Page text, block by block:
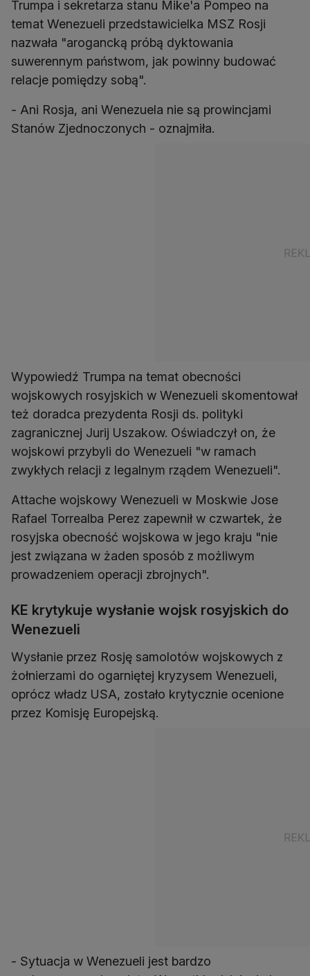
Trumpa i sekretarza stanu Mike'a Pompeo na
temat Wenezueli przedstawicielka MSZ Rosji
nazwała "arogancką próbą dyktowania
suwerennym państwom, jak powinny budować
relacje pomiędzy sobą".
- Ani Rosja, ani Wenezuela nie są prowincjami
Stanów Zjednoczonych - oznajmiła.
Wypowiedź Trumpa na temat obecności
wojskowych rosyjskich w Wenezueli skomentował
też doradca prezydenta Rosji ds. polityki
zagranicznej Jurij Uszakow. Oświadczył on, że
wojskowi przybyli do Wenezueli "w ramach
zwykłych relacji z legalnym rządem Wenezueli".
Attache wojskowy Wenezueli w Moskwie Jose
Rafael Torrealba Perez zapewnił w czwartek, że
rosyjska obecność wojskowa w jego kraju "nie
jest związana w żaden sposób z możliwym
prowadzeniem operacji zbrojnych".
KE krytykuje wysłanie wojsk rosyjskich do
Wenezueli
Wysłanie przez Rosję samolotów wojskowych z
żołnierzami do ogarniętej kryzysem Wenezueli,
oprócz władz USA, zostało krytycznie ocenione
przez Komisję Europejską.
- Sytuacja w Wenezueli jest bardzo